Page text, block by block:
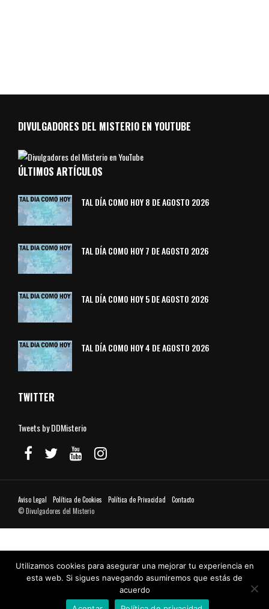
DIVULGADORES DEL MISTERIO EN YOUTUBE
ÚLTIMOS ARTÍCULOS
TAL DÍA COMO HOY 8 DE AGOSTO 2026
TAL DÍA COMO HOY 7 DE AGOSTO 2026
TAL DÍA COMO HOY 5 DE AGOSTO 2026
TAL DÍA COMO HOY 4 DE AGOSTO 2026
TWITTER
Tweets by DDMisterio
Aviso Legal Política de Cookies Política de Privacidad
Contacto
© Divulgadores del Misterio
Utilizamos cookies para asegurar una mejorar tu experiencia en
esta web. Si sigues navegando asumiremos que estás de
acuerdo